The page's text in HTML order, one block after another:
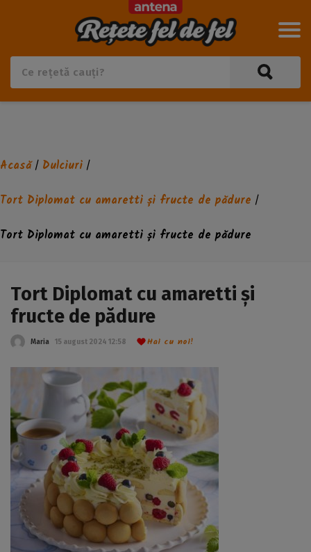
Acasă/ Dulciuri /
Tort Diplomat cu amaretti și fructe de pădure /
Tort Diplomat cu amaretti și fructe de pădure
Tort Diplomat cu amaretti și
fructe de pădure
Maria 15 august 2024 12:58 Hai cu noi!